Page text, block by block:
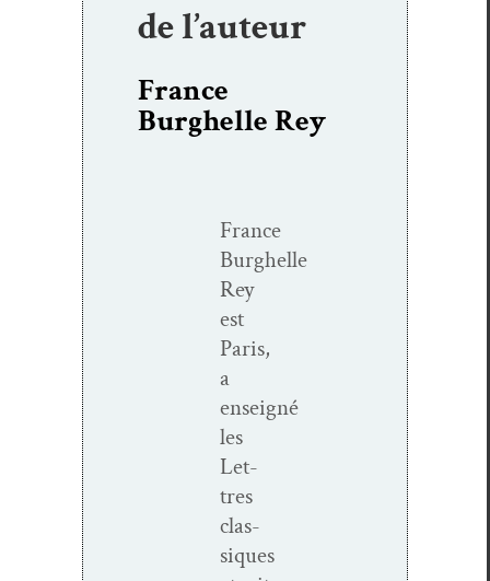
de l’auteur
France
Burghelle Rey
France
Burghelle
Rey
est
Paris,
a
enseigné
les
Let­
tres
clas­
siques